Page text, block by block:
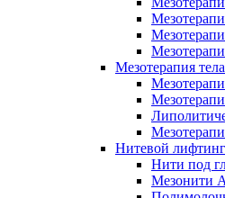
Мезотерапия тела
Нитевой лифтинг
Нити под
Мезонити